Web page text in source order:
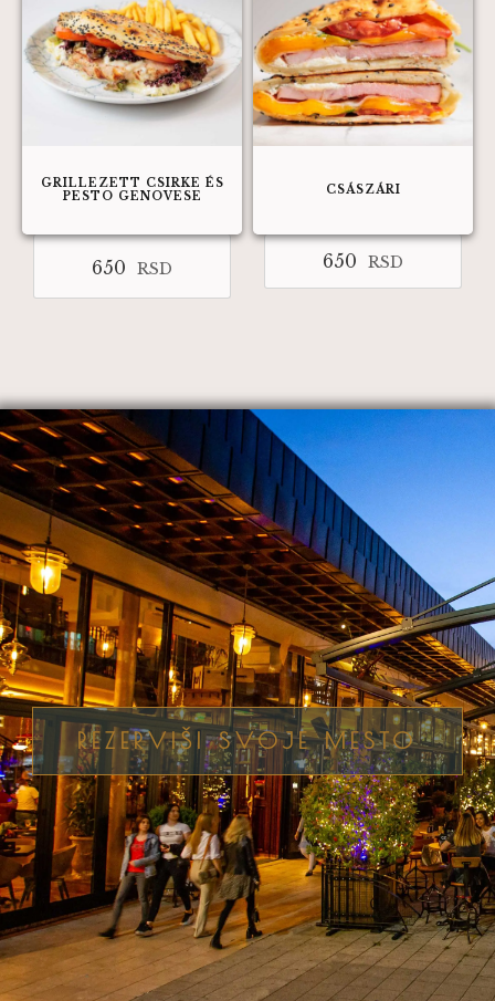
GRILLEZETT CSIRKE ÉS
PESTO GENOVESE
650 RSD
CSÁSZÁRI
650 RSD
REZERVIŠI SVOJE MESTO